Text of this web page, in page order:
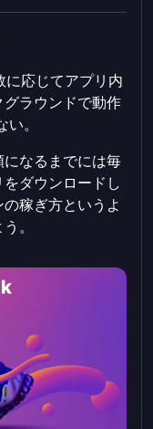
応じてアプリ内
ラウンドで動作
。
なるまでには毎
ダウンロードし
稼ぎ方というよ
。